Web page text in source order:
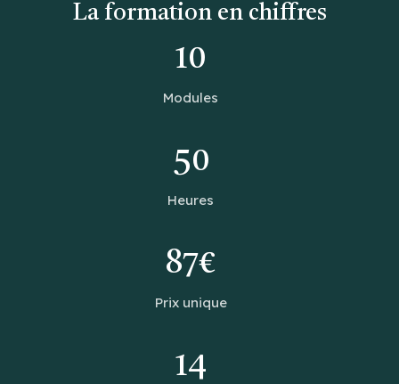
La formation en chiffres
10
Modules
50
Heures
87€
Prix unique
14